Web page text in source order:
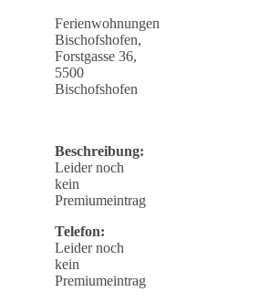
Ferienwohnungen
Bischofshofen,
Forstgasse 36,
5500
Bischofshofen
Beschreibung:
Leider noch
kein
Premiumeintrag
Telefon:
Leider noch
kein
Premiumeintrag